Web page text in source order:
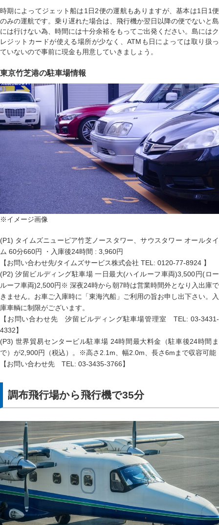
時期によってジェット船は1日2便の運航もありますが、基本は1日1便
のみの運航です。乗り遅れた場合は、飛行機か翌日以降の便でないと島
には行けない為、時間には十分余裕をもってご出発ください。島にはク
レジットカードが使える場所が少なく、ATMも日によっては取り扱っ
ていないので事前に現金も用意していきましょう。
東京竹芝港の駐車場情報
※イメージ画像
(P1) タイムズニューピア竹芝ノースタワー、サウスタワー オールタイ
ム 60分660円 ・入庫後24時間 : 3,960円
【お問い合わせ先/タイムズサービス株式会社 TEL: 0120-77-8924 】
(P2) 汐留ビルディング駐車場 一日最大(ハイルーフ車両)3,500円(ロー
ルーフ車両)2,500円※ 深夜24時から朝7時は営業時間外となり入出庫で
きません。お車ご入庫時に「東海汽船」ご利用の旨お申し出下さい。入
庫車輌に制限がございます。
【お問い合わせ先 汐留ビルディング駐車場管理室 TEL: 03-3431-
4332】
(P3) 世界貿易センタービル駐車場 24時間最大料金（駐車後24時間ま
で）が2,900円（税込）。※高さ2.1m、幅2.0m、長さ6mまで収容可能
【お問い合わせ先 TEL: 03-3435-3766】
調布飛行場から飛行機で35分